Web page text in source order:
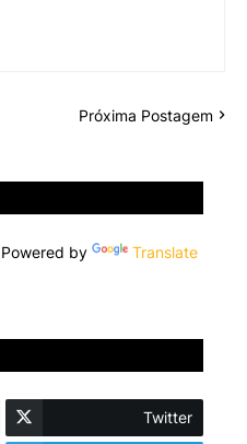
Próxima Postagem
Powered by Translate
Twitter